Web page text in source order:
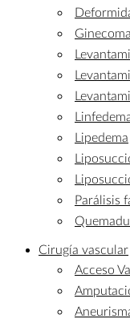
Lipedema
Parálisis
Cirugía vascular
Acceso